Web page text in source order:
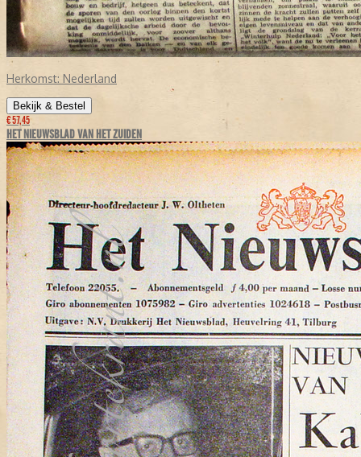
Herkomst: Nederland
Bekijk & Bestel
€ 57,45
HET NIEUWSBLAD VAN HET ZUIDEN